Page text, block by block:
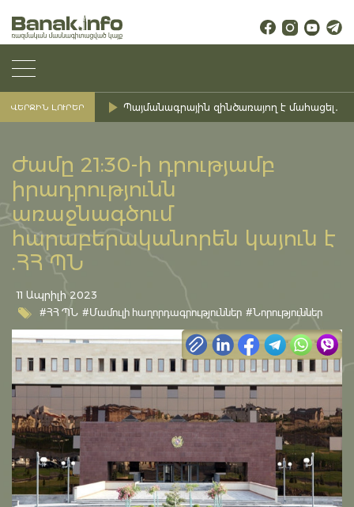
ՎԵՐՋԻՆ ԼՈՒՐԵՐ Պայմանագրային զինծառայող է մահացել․
Ժամը 21:30-ի դրությամբ
իրադրությունն
առաջնագծում
հարաբերականորեն կայուն է
.ՀՀ ՊՆ
11 Ապրիլի 2023
#ՀՀ ՊՆ #Մամուլի հաղորդագրություններ #Նորություններ